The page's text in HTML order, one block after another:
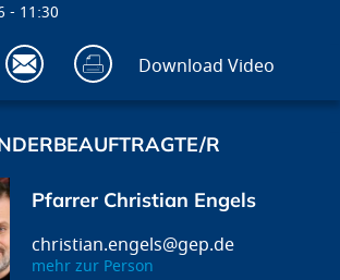
11:30
Download Video
R
Pfarrer Christian Engels
christian.engels@gep.de
mehr zur Person